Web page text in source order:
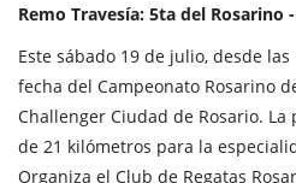
Remo Travesía: 5ta del Rosarino
Este sábado 19 de julio, desde
fecha del Campeonato Rosarino
Challenger Ciudad de Rosario.
de 21 kilómetros para la
Organiza el Club de Regatas